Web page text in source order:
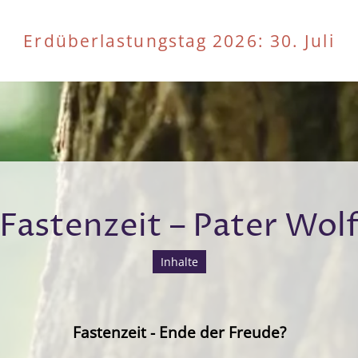
Erdüberlastungstag 2026: 30. Juli
Fastenzeit – Pater
Inhalte
Fastenzeit - Ende der Freude?